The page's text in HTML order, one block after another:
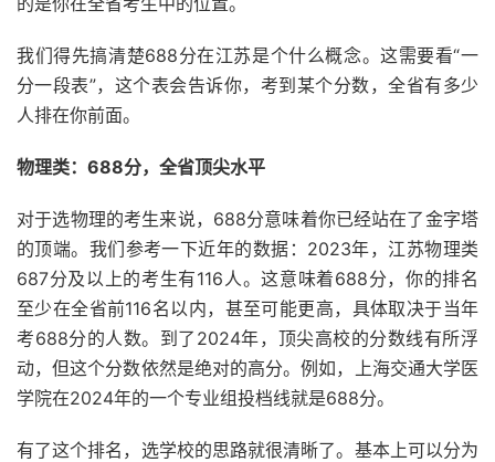
我们得先搞清楚688分在江苏是个什么概念。这需要看“一
分一段表”，这个表会告诉你，考到某个分数，全省有多少
人排在你前面。
物理类：688分，全省顶尖水平
对于选物理的考生来说，688分意味着你已经站在了金字塔
的顶端。我们参考一下近年的数据：2023年，江苏物理类
687分及以上的考生有116人。这意味着688分，你的排名
至少在全省前116名以内，甚至可能更高，具体取决于当年
考688分的人数。到了2024年，顶尖高校的分数线有所浮
动，但这个分数依然是绝对的高分。例如，上海交通大学医
学院在2024年的一个专业组投档线就是688分。
有了这个排名，选学校的思路就很清晰了。基本上可以分为